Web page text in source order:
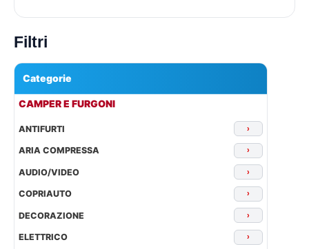
Filtri
Categorie
CAMPER E FURGONI
ANTIFURTI ›
ARIA COMPRESSA ›
AUDIO/VIDEO ›
COPRIAUTO ›
DECORAZIONE ›
ELETTRICO ›